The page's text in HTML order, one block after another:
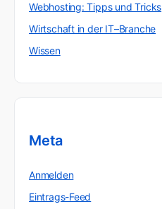
Webhosting: Tipps und Tricks
Wirtschaft in der IT–Branche
Wissen
Meta
Anmelden
Eintrags-Feed